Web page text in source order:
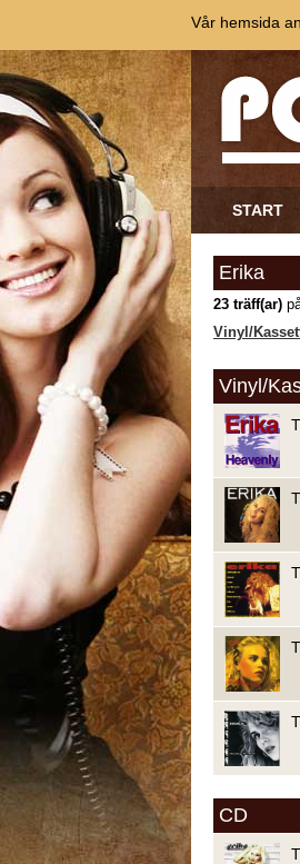
START
Erika
23 träff(ar)
Vinyl/
Vinyl/
CD
Vår hemsida